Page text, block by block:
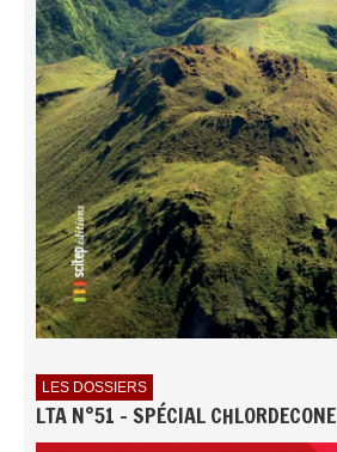
LES DOSSIERS
LTA N°51 - SPÉCIAL CHLORDECONE